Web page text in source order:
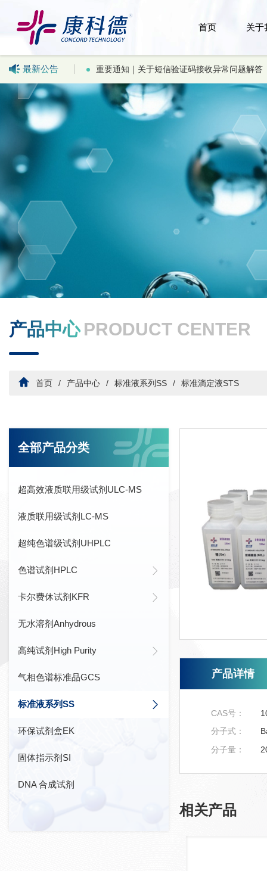
首页 关于
最新公告
码接收异常问题解答
产品中心 PRODUCT CENTER
首页 产品中心 标准液系列SS 标准滴定液STS
全部产品分类
超高效液质联用级试剂ULC-MS
液质联用级试剂LC-MS
超纯色谱级试剂UHPLC
色谱试剂HPLC
卡尔费休试剂KFR
无水溶剂Anhydrous
高纯试剂High Purity
气相色谱标准品GCS
标准液系列SS
环保试剂盒EK
固体指示剂SI
DNA 合成试剂
产品详情
CAS号：
分子式：
分子量：
相关产品